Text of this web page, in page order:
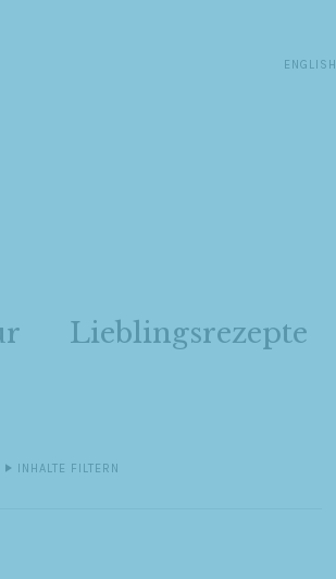
ENGLISH
Lieblingsrezepte
INHALTE FILTERN